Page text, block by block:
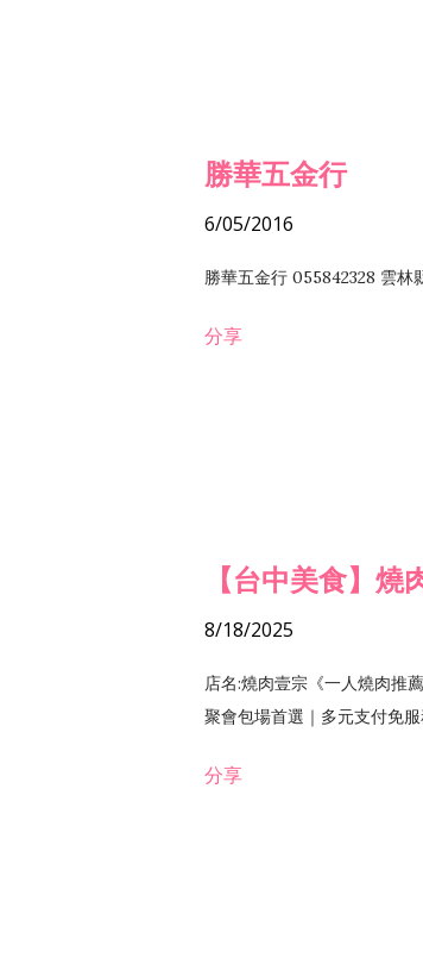
勝華五金行
6/05/2016
勝華五金行 055842328 雲林
分享
【台中美食】
8/18/2025
店名:燒肉壹宗《一人燒肉推
聚會包場首選｜多元支付免
分享